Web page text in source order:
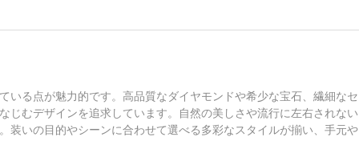
いる点が魅力的です。高品質なダイヤモンドや希少な宝石、繊細なセ
じむデザインを追求しています。自然の美しさや流行に左右されない
装いの目的やシーンに合わせて選べる多彩なスタイルが揃い、手元や